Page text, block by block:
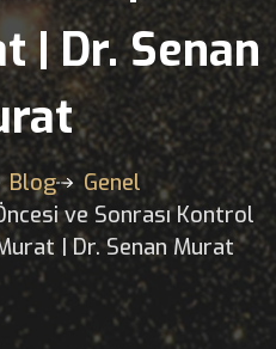
| Dr.
| Dr.
Blog
Genel
Öncesi ve Sonrası
Murat | Dr. Senan